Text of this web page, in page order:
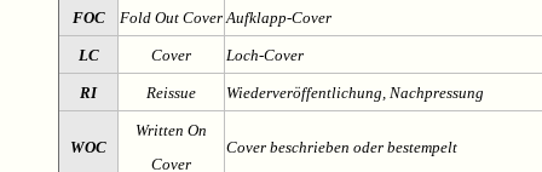
FOC Fold Out Cover Aufklapp-Cover
LC Cover Loch-Cover
RI Reissue Wiederveröffentlichung, Nachpressung
WOC
Written On
Cover
Cover beschrieben oder bestempelt